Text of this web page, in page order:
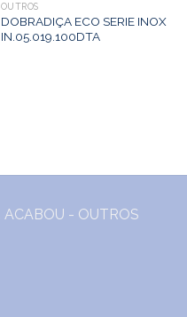
OUTROS
DOBRADIÇA ECO SERIE INOX
IN.05.019.100DTA